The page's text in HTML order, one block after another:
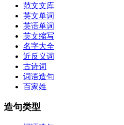
范文文库
英文单词
英语单词
英文缩写
名字大全
近反义词
古诗词
词语造句
百家姓
造句类型